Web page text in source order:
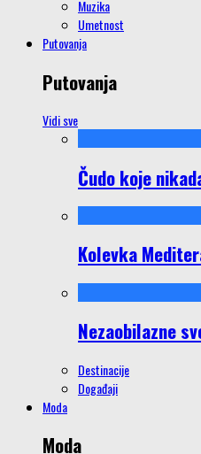
Muzika
Umetnost
Putovanja
Putovanja
Vidi sve
Čudo koje
Kolevka
Nezaobilazne
Destinacije
Događaji
Moda
Moda